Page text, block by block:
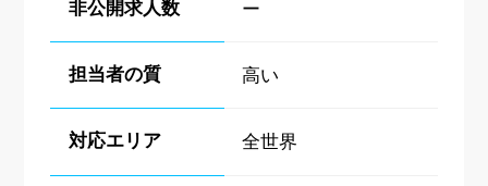
非公開求人数 ー
担当者の質 高い
対応エリア 全世界